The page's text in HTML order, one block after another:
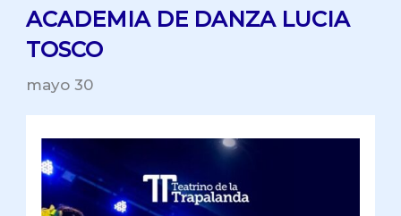
ACADEMIA DE DANZA LUCIA
TOSCO
mayo 30